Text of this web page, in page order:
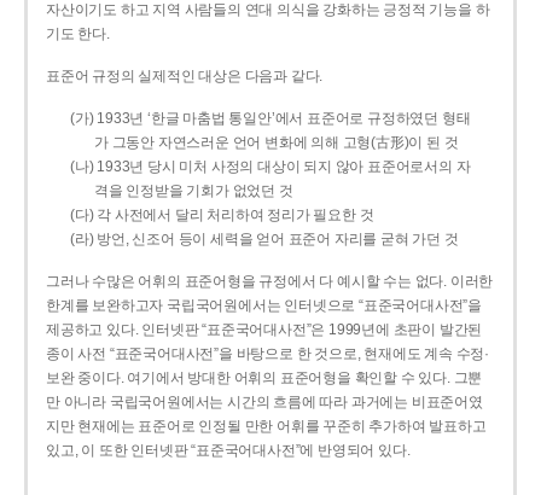
자산이기도 하고 지역 사람들의 연대 의식을 강화하는 긍정적 기능을 하
기도 한다.
표준어 규정의 실제적인 대상은 다음과 같다.
(가) 1933년 ‘한글 마춤법 통일안’에서 표준어로 규정하였던 형태
가 그동안 자연스러운 언어 변화에 의해 고형(古形)이 된 것
(나) 1933년 당시 미처 사정의 대상이 되지 않아 표준어로서의 자
격을 인정받을 기회가 없었던 것
(다) 각 사전에서 달리 처리하여 정리가 필요한 것
(라) 방언, 신조어 등이 세력을 얻어 표준어 자리를 굳혀 가던 것
그러나 수많은 어휘의 표준어형을 규정에서 다 예시할 수는 없다. 이러한
한계를 보완하고자 국립국어원에서는 인터넷으로 “표준국어대사전”을
제공하고 있다. 인터넷판 “표준국어대사전”은 1999년에 초판이 발간된
종이 사전 “표준국어대사전”을 바탕으로 한 것으로, 현재에도 계속 수정·
보완 중이다. 여기에서 방대한 어휘의 표준어형을 확인할 수 있다. 그뿐
만 아니라 국립국어원에서는 시간의 흐름에 따라 과거에는 비표준어였
지만 현재에는 표준어로 인정될 만한 어휘를 꾸준히 추가하여 발표하고
있고, 이 또한 인터넷판 “표준국어대사전”에 반영되어 있다.